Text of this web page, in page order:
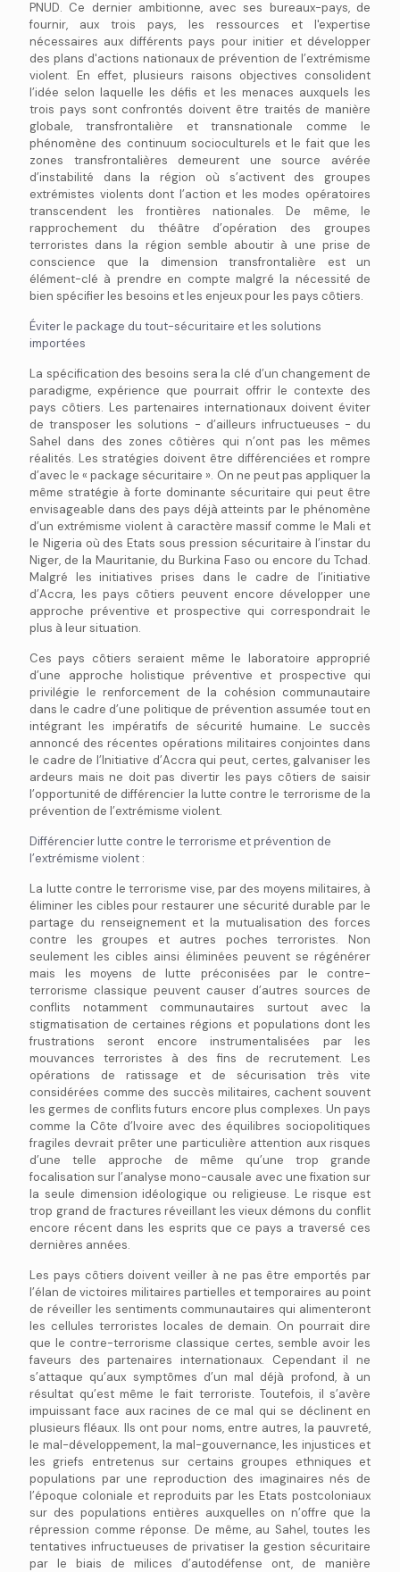
PNUD. Ce dernier ambitionne, avec ses bureaux-pays, de
fournir, aux trois pays, les ressources et l'expertise
nécessaires aux différents pays pour initier et développer
des plans d'actions nationaux de prévention de l’extrémisme
violent. En effet, plusieurs raisons objectives consolident
l’idée selon laquelle les défis et les menaces auxquels les
trois pays sont confrontés doivent être traités de manière
globale, transfrontalière et transnationale comme le
phénomène des continuum socioculturels et le fait que les
zones transfrontalières demeurent une source avérée
d’instabilité dans la région où s’activent des groupes
extrémistes violents dont l’action et les modes opératoires
transcendent les frontières nationales. De même, le
rapprochement du théâtre d’opération des groupes
terroristes dans la région semble aboutir à une prise de
conscience que la dimension transfrontalière est un
élément-clé à prendre en compte malgré la nécessité de
bien spécifier les besoins et les enjeux pour les pays côtiers.
Éviter le package du tout-sécuritaire et les solutions
importées
La spécification des besoins sera la clé d’un changement de
paradigme, expérience que pourrait offrir le contexte des
pays côtiers. Les partenaires internationaux doivent éviter
de transposer les solutions - d’ailleurs infructueuses - du
Sahel dans des zones côtières qui n’ont pas les mêmes
réalités. Les stratégies doivent être différenciées et rompre
d’avec le « package sécuritaire ». On ne peut pas appliquer la
même stratégie à forte dominante sécuritaire qui peut être
envisageable dans des pays déjà atteints par le phénomène
d’un extrémisme violent à caractère massif comme le Mali et
le Nigeria où des Etats sous pression sécuritaire à l’instar du
Niger, de la Mauritanie, du Burkina Faso ou encore du Tchad.
Malgré les initiatives prises dans le cadre de l’initiative
d’Accra, les pays côtiers peuvent encore développer une
approche préventive et prospective qui correspondrait le
plus à leur situation.
Ces pays côtiers seraient même le laboratoire approprié
d’une approche holistique préventive et prospective qui
privilégie le renforcement de la cohésion communautaire
dans le cadre d’une politique de prévention assumée tout en
intégrant les impératifs de sécurité humaine. Le succès
annoncé des récentes opérations militaires conjointes dans
le cadre de l’Initiative d’Accra qui peut, certes, galvaniser les
ardeurs mais ne doit pas divertir les pays côtiers de saisir
l’opportunité de différencier la lutte contre le terrorisme de la
prévention de l’extrémisme violent.
Différencier lutte contre le terrorisme et prévention de
l’extrémisme violent :
La lutte contre le terrorisme vise, par des moyens militaires, à
éliminer les cibles pour restaurer une sécurité durable par le
partage du renseignement et la mutualisation des forces
contre les groupes et autres poches terroristes. Non
seulement les cibles ainsi éliminées peuvent se régénérer
mais les moyens de lutte préconisées par le contre-
terrorisme classique peuvent causer d’autres sources de
conflits notamment communautaires surtout avec la
stigmatisation de certaines régions et populations dont les
frustrations seront encore instrumentalisées par les
mouvances terroristes à des fins de recrutement. Les
opérations de ratissage et de sécurisation très vite
considérées comme des succès militaires, cachent souvent
les germes de conflits futurs encore plus complexes. Un pays
comme la Côte d’Ivoire avec des équilibres sociopolitiques
fragiles devrait prêter une particulière attention aux risques
d’une telle approche de même qu’une trop grande
focalisation sur l’analyse mono-causale avec une fixation sur
la seule dimension idéologique ou religieuse. Le risque est
trop grand de fractures réveillant les vieux démons du conflit
encore récent dans les esprits que ce pays a traversé ces
dernières années.
Les pays côtiers doivent veiller à ne pas être emportés par
l’élan de victoires militaires partielles et temporaires au point
de réveiller les sentiments communautaires qui alimenteront
les cellules terroristes locales de demain. On pourrait dire
que le contre-terrorisme classique certes, semble avoir les
faveurs des partenaires internationaux. Cependant il ne
s’attaque qu’aux symptômes d’un mal déjà profond, à un
résultat qu’est même le fait terroriste. Toutefois, il s’avère
impuissant face aux racines de ce mal qui se déclinent en
plusieurs fléaux. Ils ont pour noms, entre autres, la pauvreté,
le mal-développement, la mal-gouvernance, les injustices et
les griefs entretenus sur certains groupes ethniques et
populations par une reproduction des imaginaires nés de
l’époque coloniale et reproduits par les Etats postcoloniaux
sur des populations entières auxquelles on n’offre que la
répression comme réponse. De même, au Sahel, toutes les
tentatives infructueuses de privatiser la gestion sécuritaire
par le biais de milices d’autodéfense ont, de manière